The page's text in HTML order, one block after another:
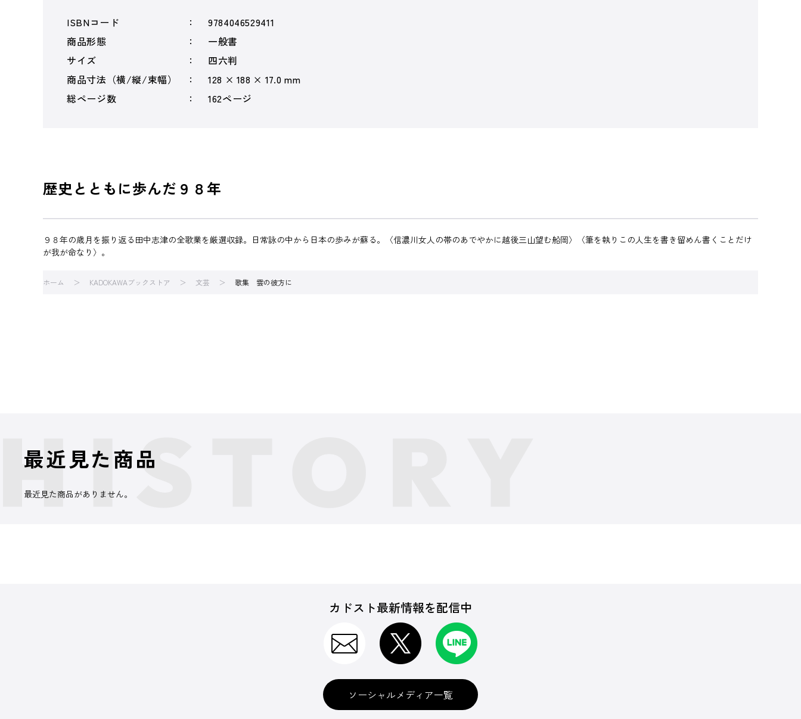
ISBNコード
9784046529411
商品形態
一般書
サイズ
四六判
商品寸法（横/縦/束幅）
128 × 188 × 17.0 mm
総ページ数
162ページ
歴史とともに歩んだ９８年
９８年の歳月を振り返る田中志津の全歌業を厳選収録。日常詠の中から日本の歩みが蘇る。〈信濃川女人の帯のあでやかに越後三山望む船岡〉〈筆を執りこの人生を書き留めん書くことだけ
が我が命なり〉。
ホーム KADOKAWAブックストア 文芸 歌集 雲の彼方に
最近見た商品
最近見た商品がありません。
カドスト最新情報を配信中
ソーシャルメディア一覧